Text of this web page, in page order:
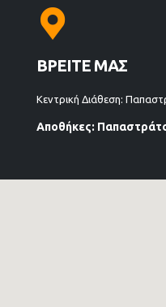
ΒΡΕΙΤΕ ΜΑΣ
Κεντρική Διάθεση:
Αποθήκες: